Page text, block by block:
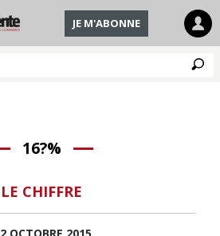
JE M'ABONNE
16?%
LE CHIFFRE